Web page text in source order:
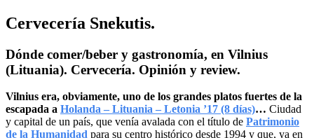
Cervecería Snekutis.
Dónde comer/beber y gastronomía, en Vilnius
(Lituania). Cervecería. Opinión y review.
Vilnius era, obviamente, uno de los grandes platos fuertes de la
escapada a Holanda – Lituania – Letonia ’17 (8 días)… Ciudad
y capital de un país, que venía avalada con el título de Patrimonio
de la Humanidad para su centro histórico desde 1994 y que, ya en